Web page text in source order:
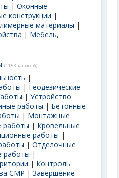
|Оконные
конструкции |
материалы |
| Мебель,
(1153 записей)
|
| Геодезические
|Устройство
работы | Бетонные
| Монтажные
работы | Кровельные
работы |
|Отделочные
работы |
| Контроль
СМР |Завершение